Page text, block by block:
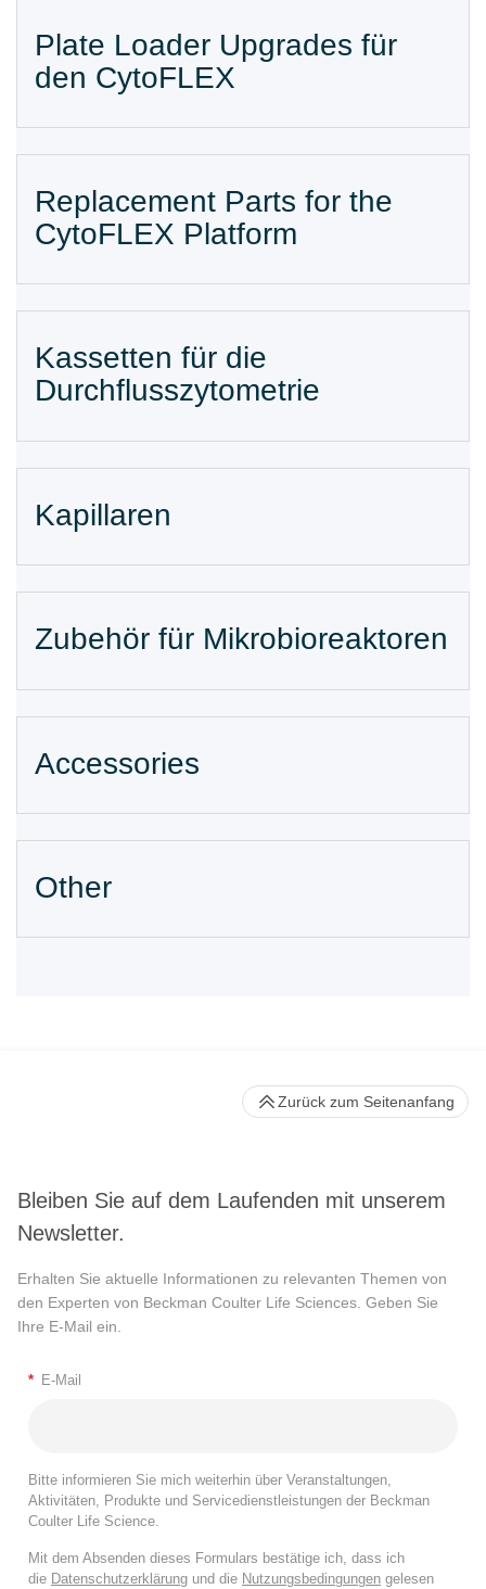
Plate Loader Upgrades für
den CytoFLEX
Replacement Parts for the
CytoFLEX Platform
Kassetten für die
Durchflusszytometrie
Kapillaren
Zubehör für Mikrobioreaktoren
Accessories
Other
Bleiben Sie auf dem Laufenden mit unserem
Newsletter.
Erhalten Sie aktuelle Informationen zu relevanten Themen von
den Experten von Beckman Coulter Life Sciences. Geben Sie
Ihre E-Mail ein.
* E-Mail
Bitte informieren Sie mich weiterhin über Veranstaltungen,
Aktivitäten, Produkte und Servicedienstleistungen der Beckman
Coulter Life Science.
Mit dem Absenden dieses Formulars bestätige ich, dass ich
die Datenschutzerklärung und die Nutzungsbedingungen gelesen
Zurück zum Seitenanfang